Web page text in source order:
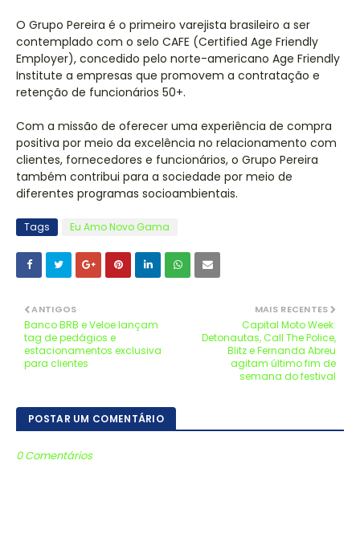
O Grupo Pereira é o primeiro varejista brasileiro a ser
contemplado com o selo CAFE (Certified Age Friendly
Employer), concedido pelo norte-americano Age Friendly
Institute a empresas que promovem a contratação e
retenção de funcionários 50+.
Com a missão de oferecer uma experiência de compra
positiva por meio da excelência no relacionamento com
clientes, fornecedores e funcionários, o Grupo Pereira
também contribui para a sociedade por meio de
diferentes programas socioambientais.
Tags Eu Amo Novo Gama
MAIS RECENTES
Capital Moto Week:
Detonautas, Call The Police,
Blitz e Fernanda Abreu
agitam último fim de
semana do festival
ANTIGOS
Banco BRB e Veloe lançam
tag de pedágios e
estacionamentos exclusiva
para clientes
POSTAR UM COMENTÁRIO
0 Comentários